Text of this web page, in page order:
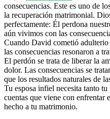
consecuencias. Este es uno de
la recuperación matrimonial.
perfectamente: Él perdona
aún vivimos con las
Cuando David cometió
las consecuencias resonaron a
El perdón se trata de liberar la
dolor. Las consecuencias se
que los resultados naturales de
Tu esposa infiel necesita tanto
cuentas que viene con enfrentar
hecho a tu matrimonio.